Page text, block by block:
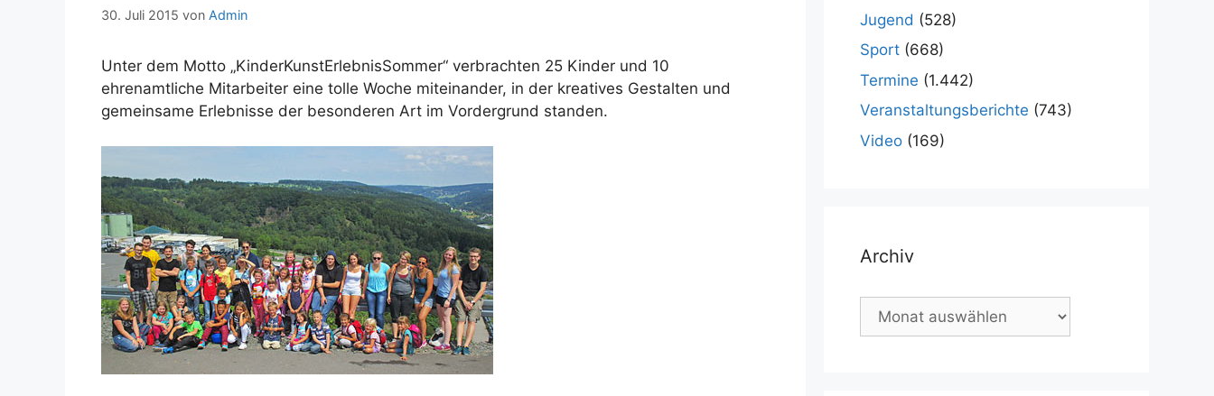
30. Juli 2015 von Admin
Unter dem Motto „KinderKunstErlebnisSommer“ verbrachten 25 Kinder und 10
ehrenamtliche Mitarbeiter eine tolle Woche miteinander, in der kreatives Gestalten und
gemeinsame Erlebnisse der besonderen Art im Vordergrund standen.
Jugend (528)
Sport (668)
Termine (1.442)
Veranstaltungsberichte (743)
Video (169)
Archiv
Archiv